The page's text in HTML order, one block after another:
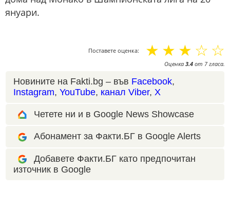
януари.
Поставете оценка: ☆
☆
☆
☆
☆
Оценка 3.4 от 7 гласа.
Новините на Fakti.bg – във Facebook,
Instagram, YouTube, канал Viber, X
Четете ни и в Google News Showcase
Абонамент за Факти.БГ в Google Alerts
Добавете Факти.БГ като предпочитан
източник в Google